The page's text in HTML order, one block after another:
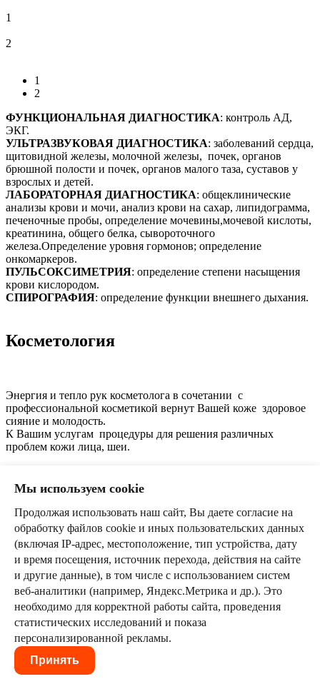
1
2
1
2
ФУНКЦИОНАЛЬНАЯ ДИАГНОСТИКА: контроль АД,
ЭКГ.
УЛЬТРАЗВУКОВАЯ ДИАГНОСТИКА: заболеваний сердца,
щитовидной железы, молочной железы, почек, органов
брюшной полости и почек, органов малого таза, суставов у
взрослых и детей.
ЛАБОРАТОРНАЯ ДИАГНОСТИКА: общеклинические
анализы крови и мочи, анализ крови на сахар, липидограмма,
печеночные пробы, определение мочевины,мочевой кислоты,
креатинина, общего белка, сывороточного
железа.Определение уровня гормонов; определение
онкомаркеров.
ПУЛЬСОКСИМЕТРИЯ: определение степени насыщения
крови кислородом.
СПИРОГРАФИЯ: определение функции внешнего дыхания.
Косметология
Энергия и тепло рук косметолога в сочетании с
профессиональной косметикой вернут Вашей коже здоровое
сияние и молодость.
К Вашим услугам процедуры для решения различных
проблем кожи лица, шеи.
Биоревитализация лица:
-NCTF 135
1,5 мл 3500
-NCTF 135 HA 3,0 мл 6000
-гиалуформ 1% 1 проц. 4000
-гиалуформ 1,8% 1 проц.
белотеро Гидро
Мы используем cookie
Продолжая использовать наш сайт, Вы даете согласие на
обработку файлов cookie и иных пользовательских данных
(включая IP-адрес, местоположение, тип устройства, дату
и время посещения, источник перехода, действия на сайте
и другие данные), в том числе с использованием систем
веб-аналитики (например, Яндекс.Метрика и др.). Это
необходимо для корректной работы сайта, проведения
статистических исследований и показа
персонализированной рекламы.
Принять